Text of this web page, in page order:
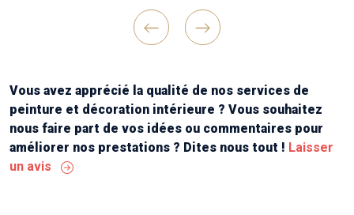
amont , un chantier bien tenu et une belle
réalisation finale !
PreviousNext
Vous avez apprécié la qualité de nos services de
peinture et décoration intérieure ? Vous souhaitez
nous faire part de vos idées ou commentaires pour
améliorer nos prestations ? Dites nous tout ! Laisser
un avis